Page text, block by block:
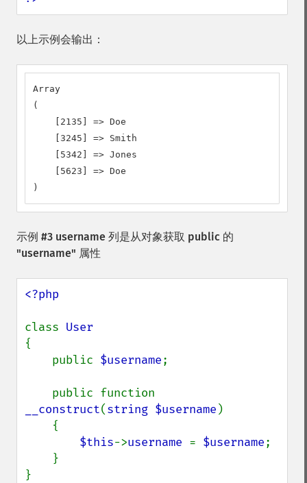
以上示例会输出：
Array
(
    [2135] => Doe
    [3245] => Smith
    [5342] => Jones
    [5623] => Doe
)
示例 #3 username 列是从对象获取 public 的
"username" 属性
<?php
class
{
    public
$username;
__construct(string $username )
$this->username = $username;
}